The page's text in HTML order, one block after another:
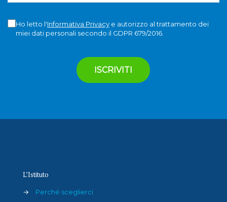
Ho letto l'Informativa Privacye autorizzo al trattamento dei
miei dati personali secondo il GDPR 679/2016.
L’Istituto
→
Perché sceglierci